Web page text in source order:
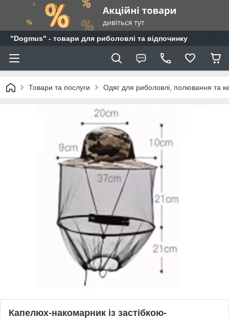
"Dogmus" - товари для риболовлі та відпочинку
Товари та послуги Одяг для риболовлі, полювання та
Капелюх-накомарник із застібкою-